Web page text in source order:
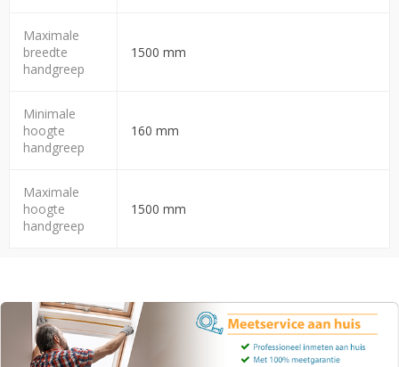
Maximale
breedte
handgreep
1500 mm
Minimale
hoogte
handgreep
160 mm
Maximale
hoogte
handgreep
1500 mm